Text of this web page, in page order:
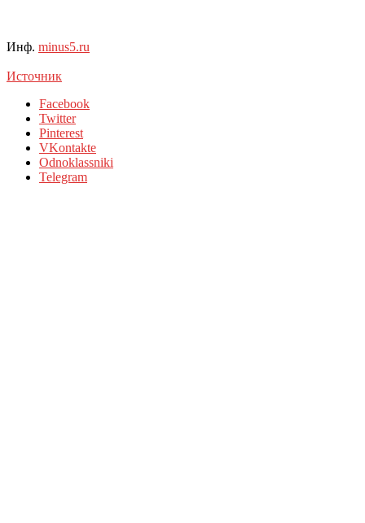
Инф. minus5.ru
Источник
Facebook
Twitter
Pinterest
VKontakte
Odnoklassniki
Telegram